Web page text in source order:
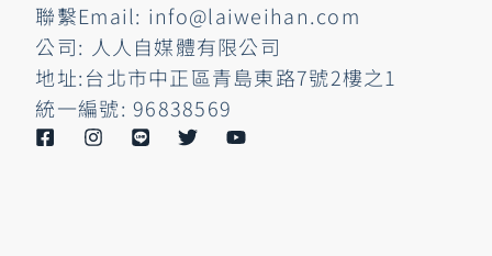
聯繫Email: info@laiweihan.com
公司: 人人自媒體有限公司
地址:台北市中正區青島東路7號2樓之1
統一編號: 96838569